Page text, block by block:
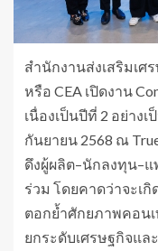
สำนักงานส่งเสริมเศ
หรือ CEA เปิดงาน
เนื่องเป็นปีที่ 2 อย่าง
กันยายน 2568 ณ
ดึงผู้ผลิต–นักลงทุน–
ร่วม โดยคาดว่าจะเ
ตอกย้ำศักยภาพคอน
ยกระดับเศรษฐกิจแ